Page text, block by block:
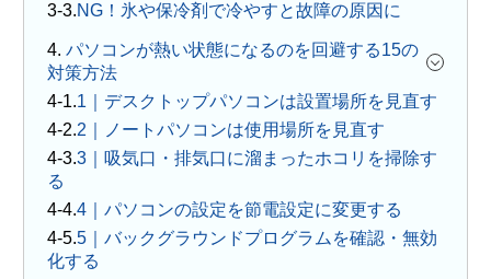
NG！氷や保冷剤で冷やすと故障の原因に
4. パソコンが熱い状態になるのを回避する15の
対策方法
1｜デスクトップパソコンは設置場所を見直す
2｜ノートパソコンは使用場所を見直す
3｜吸気口・排気口に溜まったホコリを掃除す
る
4｜パソコンの設定を節電設定に変更する
5｜バックグラウンドプログラムを確認・無効
化する